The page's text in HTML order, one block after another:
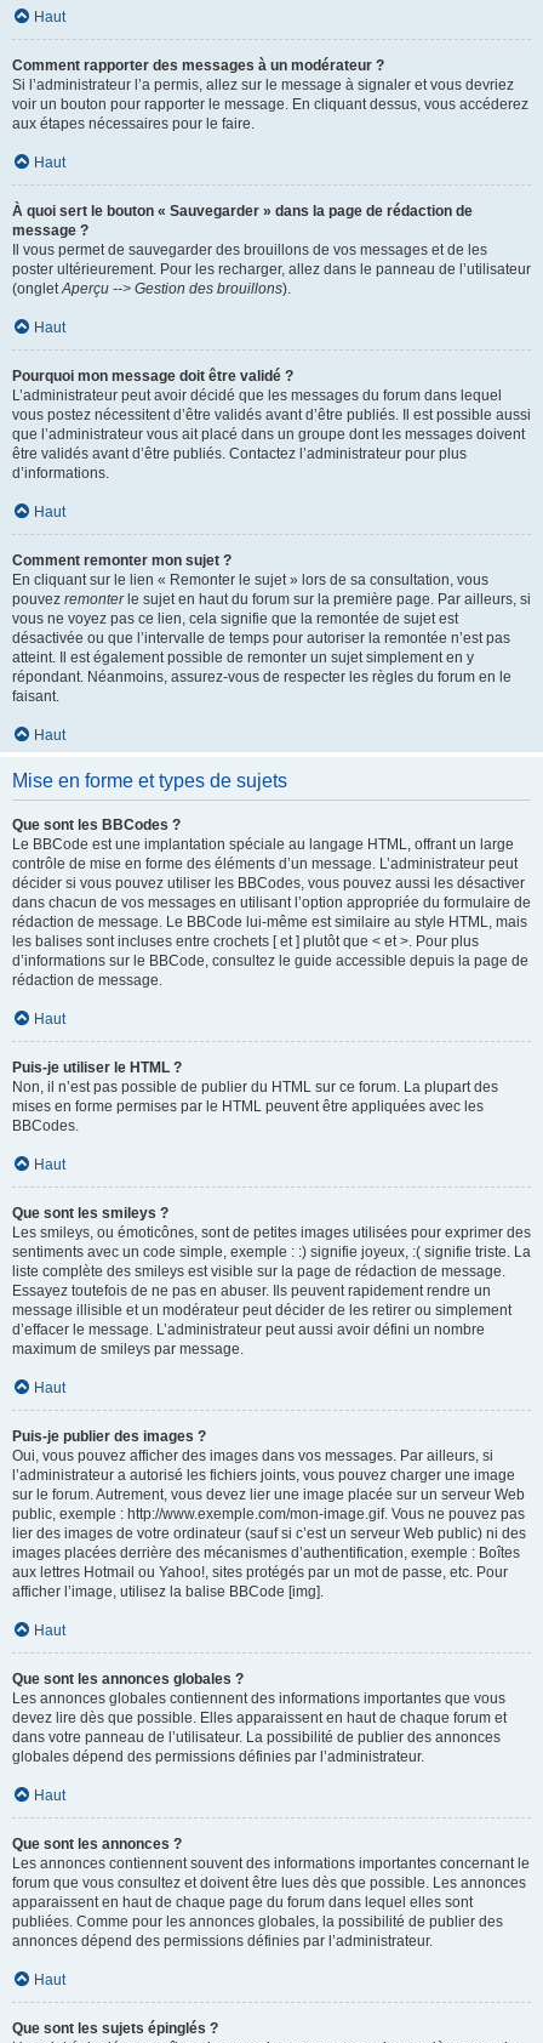
Haut
Comment rapporter des messages à un modérateur ?
Si l’administrateur l’a permis, allez sur le message à signaler et vous devriez
voir un bouton pour rapporter le message. En cliquant dessus, vous accéderez
aux étapes nécessaires pour le faire.
Haut
À quoi sert le bouton « Sauvegarder » dans la page de rédaction de
message ?
Il vous permet de sauvegarder des brouillons de vos messages et de les
poster ultérieurement. Pour les recharger, allez dans le panneau de l’utilisateur
(ongletAperçu --> Gestion des brouillons).
Haut
Pourquoi mon message doit être validé ?
L’administrateur peut avoir décidé que les messages du forum dans lequel
vous postez nécessitent d’être validés avant d’être publiés. Il est possible aussi
que l’administrateur vous ait placé dans un groupe dont les messages doivent
être validés avant d’être publiés. Contactez l’administrateur pour plus
d’informations.
Haut
Comment remonter mon sujet ?
En cliquant sur le lien « Remonter le sujet » lors de sa consultation, vous
pouvez remonterle sujet en haut du forum sur la première page. Par ailleurs, si
vous ne voyez pas ce lien, cela signifie que la remontée de sujet est
désactivée ou que l’intervalle de temps pour autoriser la remontée n’est pas
atteint. Il est également possible de remonter un sujet simplement en y
répondant. Néanmoins, assurez-vous de respecter les règles du forum en le
faisant.
Haut
Mise en forme et types de sujets
Que sont les BBCodes ?
Le BBCode est une implantation spéciale au langage HTML, offrant un large
contrôle de mise en forme des éléments d’un message. L’administrateur peut
décider si vous pouvez utiliser les BBCodes, vous pouvez aussi les désactiver
dans chacun de vos messages en utilisant l’option appropriée du formulaire de
rédaction de message. Le BBCode lui-même est similaire au style HTML, mais
les balises sont incluses entre crochets [ et ] plutôt que < et >. Pour plus
d’informations sur le BBCode, consultez le guide accessible depuis la page de
rédaction de message.
Haut
Puis-je utiliser le HTML ?
Non, il n’est pas possible de publier du HTML sur ce forum. La plupart des
mises en forme permises par le HTML peuvent être appliquées avec les
BBCodes.
Haut
Que sont les smileys ?
Les smileys, ou émoticônes, sont de petites images utilisées pour exprimer des
sentiments avec un code simple, exemple : :) signifie joyeux, :( signifie triste. La
liste complète des smileys est visible sur la page de rédaction de message.
Essayez toutefois de ne pas en abuser. Ils peuvent rapidement rendre un
message illisible et un modérateur peut décider de les retirer ou simplement
d’effacer le message. L’administrateur peut aussi avoir défini un nombre
maximum de smileys par message.
Haut
Puis-je publier des images ?
Oui, vous pouvez afficher des images dans vos messages. Par ailleurs, si
l’administrateur a autorisé les fichiers joints, vous pouvez charger une image
sur le forum. Autrement, vous devez lier une image placée sur un serveur Web
public, exemple : http://www.exemple.com/mon-image.gif. Vous ne pouvez pas
lier des images de votre ordinateur (sauf si c’est un serveur Web public) ni des
images placées derrière des mécanismes d’authentification, exemple : Boîtes
aux lettres Hotmail ou Yahoo!, sites protégés par un mot de passe, etc. Pour
afficher l’image, utilisez la balise BBCode [img].
Haut
Que sont les annonces globales ?
Les annonces globales contiennent des informations importantes que vous
devez lire dès que possible. Elles apparaissent en haut de chaque forum et
dans votre panneau de l’utilisateur. La possibilité de publier des annonces
globales dépend des permissions définies par l’administrateur.
Haut
Que sont les annonces ?
Les annonces contiennent souvent des informations importantes concernant le
forum que vous consultez et doivent être lues dès que possible. Les annonces
apparaissent en haut de chaque page du forum dans lequel elles sont
publiées. Comme pour les annonces globales, la possibilité de publier des
annonces dépend des permissions définies par l’administrateur.
Haut
Que sont les sujets épinglés ?